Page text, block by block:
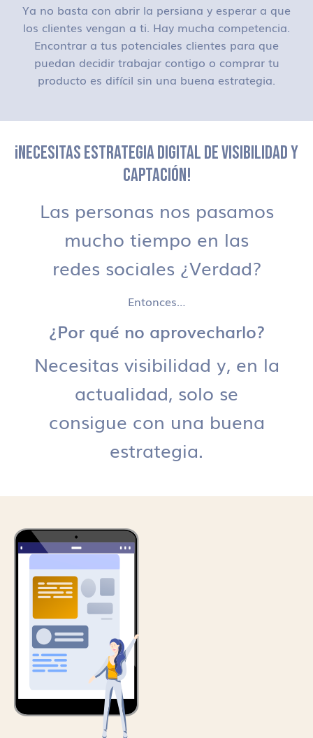
Ya no basta con abrir la persiana y esperar a que
los clientes vengan a ti. Hay mucha competencia.
Encontrar a tus potenciales clientes para que
puedan decidir trabajar contigo o comprar tu
producto es difícil sin una buena estrategia.
¡NECESITAS ESTRATEGIA DIGITAL DE VISIBILIDAD Y
CAPTACIÓN!
Las personas nos pasamos
mucho tiempo en las
redes sociales ¿Verdad?
Entonces…
¿Por qué no aprovecharlo?
Necesitas visibilidad y, en la
actualidad, solo se
consigue con una buena
estrategia.